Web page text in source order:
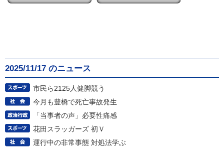
2025/11/17 のニュース
市民ら2125人健脚競う
今月も豊橋で死亡事故発生
「当事者の声」必要性痛感
花田スラッガーズ 初Ｖ
運行中の非常事態 対処法学ぶ